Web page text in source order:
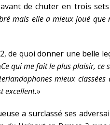
de chuter en trois
mais elle a mieux joué que
de quoi donner une belle
qui me fait le plus plaisir, ce
mieux classées
excellent.»
a surclassé ses